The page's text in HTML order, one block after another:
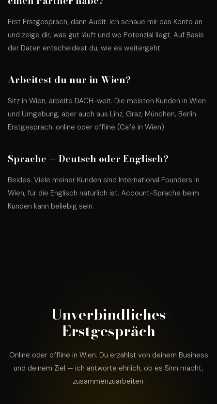
Erst Erstgespräch, dann Audit. Ich schaue mir das Konto an
und zeige dir, was gut läuft und wo Potenzial liegt. Auf Basis
der Daten entscheidest du, wie es weitergeht.
Arbeitest du nur in Wien?
Sitz in Wien, arbeite DACH-weit. Die meisten Kunden in Wien
und Umgebung, aber auch aus Linz, Graz, München, Berlin.
Erstgespräch: online oder offline (Café in Wien).
Sprache — Deutsch oder Englisch?
Beides. Viele meiner Kunden sind International Founders in
Wien, für die Englisch natürlich ist. Account-Sprache beim
Kunden kann beliebig sein.
Unverbindliches
Erstgespräch
Online oder offline in Wien. Du erzählst von deinem Business
und deinem Ziel — ich antworte ehrlich, ob es Sinn macht,
zusammenzuarbeiten.